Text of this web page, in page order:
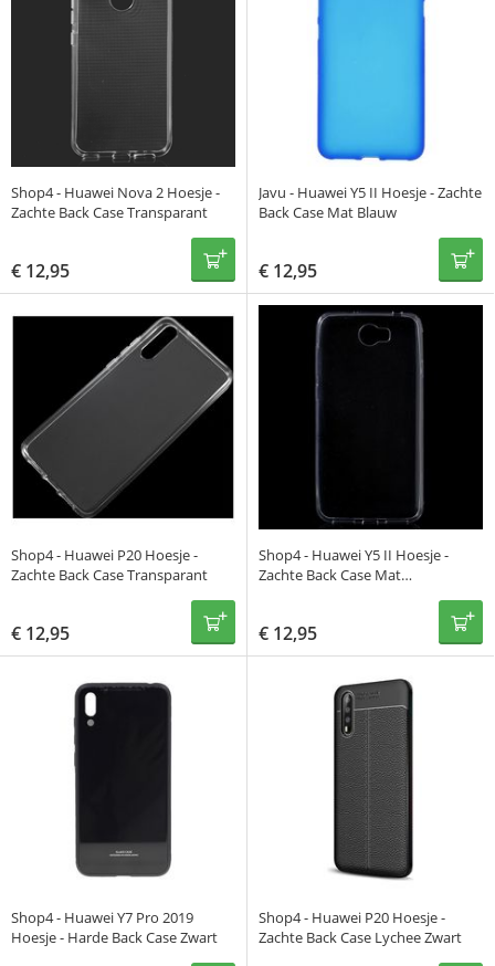
Shop4 - Huawei Nova 2 Hoesje -
Zachte Back Case Transparant
€ 12,95
Javu - Huawei Y5 II Hoesje - Zachte
Back Case Mat Blauw
€ 12,95
Shop4 - Huawei P20 Hoesje -
Zachte Back Case Transparant
€ 12,95
Shop4 - Huawei Y5 II Hoesje -
Zachte Back Case Mat
€ 12,95
Shop4 - Huawei Y7 Pro 2019
Hoesje - Harde Back Case Zwart
Shop4 - Huawei P20 Hoesje -
Zachte Back Case Lychee Zwart